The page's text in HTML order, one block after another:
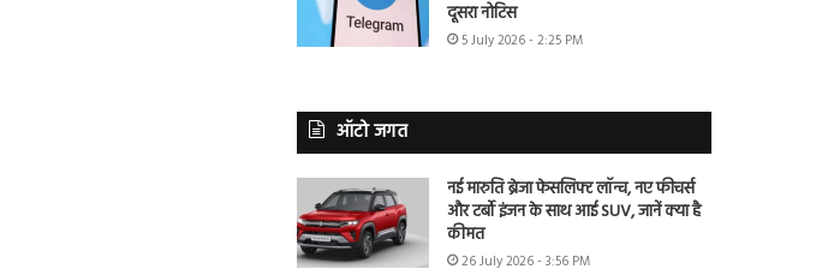
दूसरा नोटिस
5 July 2026 - 2:25 PM
ऑटो जगत
नई मारुति ब्रेजा फेसलिफ्ट लॉन्च, नए फीचर्स
और टर्बो इंजन के साथ आई SUV, जानें क्या है
कीमत
26 July 2026 - 3:56 PM